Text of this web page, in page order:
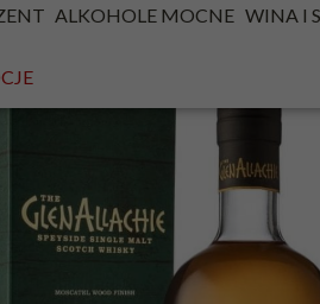
ALKOHOLE MOCNE WINA I